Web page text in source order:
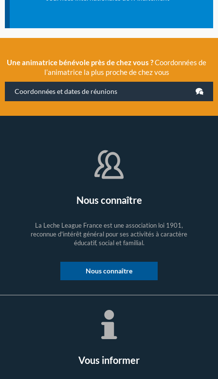
Une animatrice bénévole près de chez vous ?Coordonnées de
l’animatrice la plus proche de chez vous
Coordonnées et dates de réunions
Nous connaître
La Leche League France est une association loi 1901,
reconnue d'intérêt général pour ses activités à caractère
éducatif, social et familial.
Nous connaître
Vous informer